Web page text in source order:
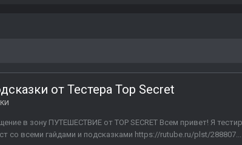
от Тестера Top Secret
в зону ПУТЕШЕСТВИЕ от TOP SECRET Всем привет! Я
со всеми гайдами и подсказками https://rutube.ru/plst/288807...